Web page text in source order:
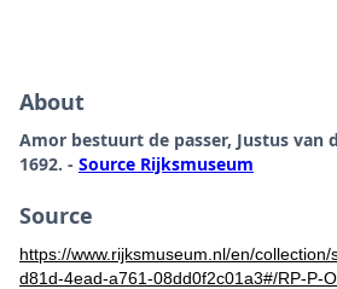
About
Amor bestuurt de passer, Justus van
1692. - Source Rijksmuseum
Source
https://www.rijksmuseum.nl/en/
d81d-4ead-a761-08dd0f2c01a3#/RP-P-